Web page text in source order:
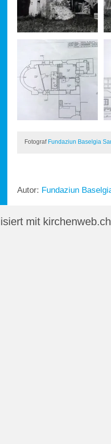
Fotograf Fundaziun Baselgia
Autor: Fundaziun
mit kirchenweb.ch